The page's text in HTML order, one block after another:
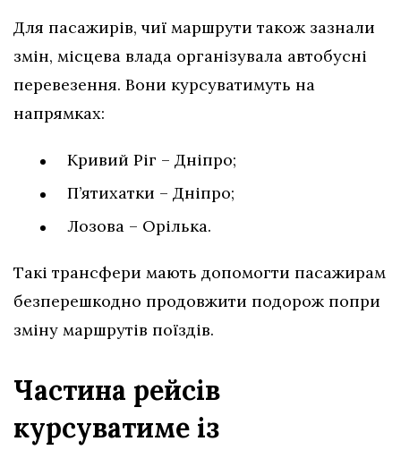
Для пасажирів, чиї маршрути також зазнали
змін, місцева влада організувала автобусні
перевезення. Вони курсуватимуть на
напрямках:
Кривий Ріг – Дніпро;
П’ятихатки – Дніпро;
Лозова – Орілька.
Такі трансфери мають допомогти пасажирам
безперешкодно продовжити подорож попри
зміну маршрутів поїздів.
Частина рейсів
курсуватиме із